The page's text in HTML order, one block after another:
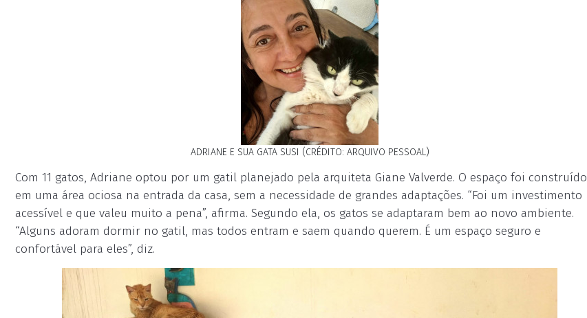
ADRIANE E SUA GATA SUSI (CRÉDITO: ARQUIVO PESSOAL)
Com 11 gatos, Adriane optou por um gatil planejado pela arquiteta Giane Valverde. O espaço foi construído
em uma área ociosa na entrada da casa, sem a necessidade de grandes adaptações. “Foi um investimento
acessível e que valeu muito a pena”, afirma. Segundo ela, os gatos se adaptaram bem ao novo ambiente.
“Alguns adoram dormir no gatil, mas todos entram e saem quando querem. É um espaço seguro e
confortável para eles”, diz.